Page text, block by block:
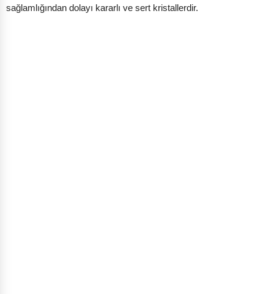
sağlamlığından dolayı kararlı ve sert kristallerdir.